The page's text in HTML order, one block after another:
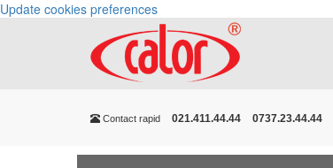
Update cookies preferences
Contact rapid 021.411.44.44 0737.23.44.44